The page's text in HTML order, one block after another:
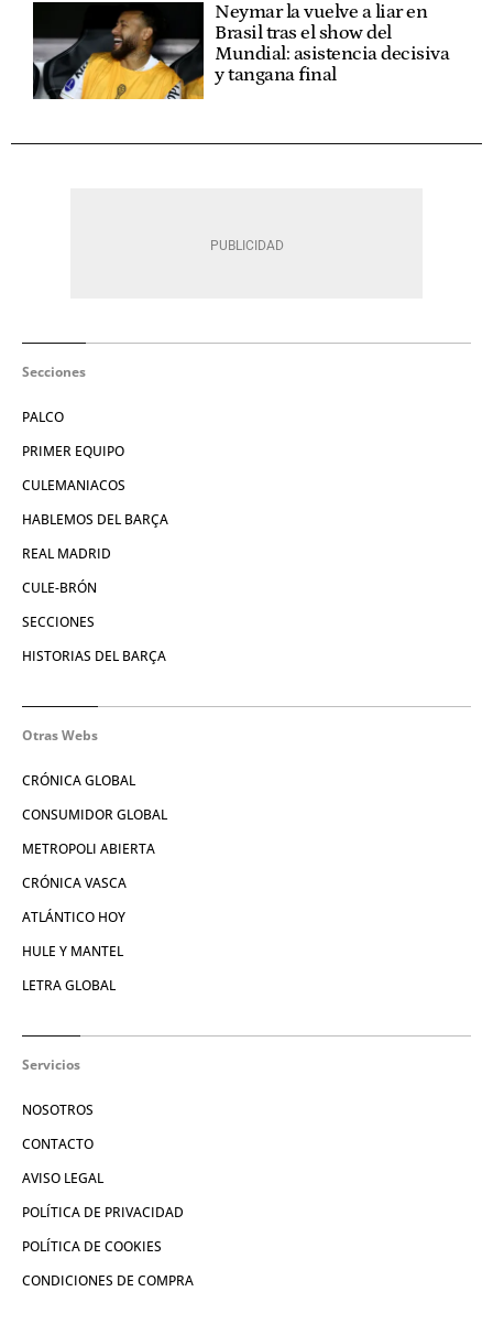
Neymar la vuelve a liar en
Brasil tras el show del
Mundial: asistencia decisiva
y tangana final
Secciones
PALCO
PRIMER EQUIPO
CULEMANIACOS
HABLEMOS DEL BARÇA
REAL MADRID
CULE-BRÓN
SECCIONES
HISTORIAS DEL BARÇA
Otras Webs
CRÓNICA GLOBAL
CONSUMIDOR GLOBAL
METROPOLI ABIERTA
CRÓNICA VASCA
ATLÁNTICO HOY
HULE Y MANTEL
LETRA GLOBAL
Servicios
NOSOTROS
CONTACTO
AVISO LEGAL
POLÍTICA DE PRIVACIDAD
POLÍTICA DE COOKIES
CONDICIONES DE COMPRA